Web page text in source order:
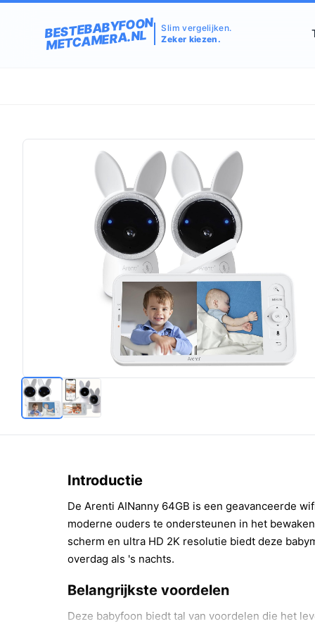
BESTEBABYFOON
METCAMERA.NL
Slim vergelijken.
Zeker kiezen.
Introductie
De Arenti AINanny 64GB is een geavanceerde
moderne ouders te ondersteunen in het
scherm en ultra HD 2K resolutie biedt deze
overdag als 's nachts.
Belangrijkste voordelen
Deze babyfoon biedt tal van voordelen die het